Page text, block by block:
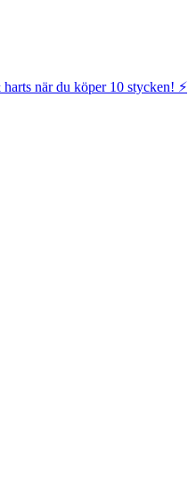
när du köper 10 stycken! ⚡️